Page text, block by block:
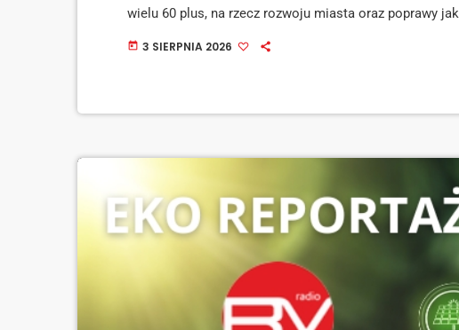
wielu 60 plus, na rzecz rozwoju miasta oraz poprawy
seniorów to w zamyśle ma być grupa osób, które będą
today 3 SIERPNIA 2026